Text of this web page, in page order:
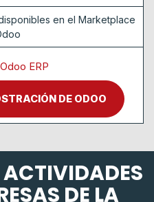
en el Marketplace
ERP
DE ODOO
ACTIVIDADES
DE LA